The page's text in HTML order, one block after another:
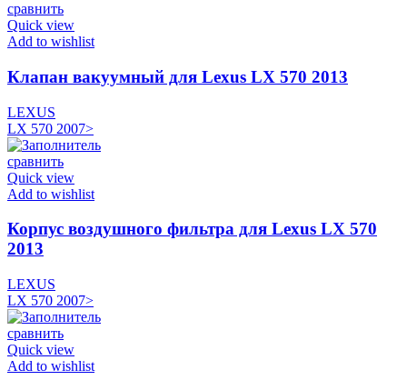
сравнить
Quick view
Add to wishlist
Клапан вакуумный для Lexus LX 570 2013
LEXUS
LX 570 2007>
сравнить
Quick view
Add to wishlist
Корпус воздушного фильтра для Lexus LX 570
2013
LEXUS
LX 570 2007>
сравнить
Quick view
Add to wishlist